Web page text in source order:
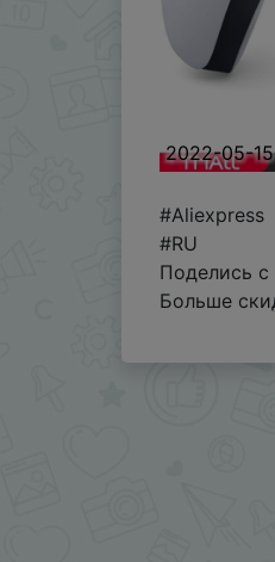
2022-05-15
#Aliexpress
#RU
Поделись с
Больше